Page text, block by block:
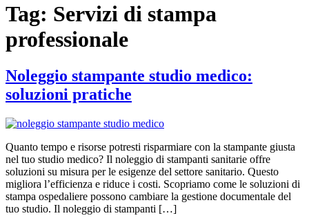
Tag: Servizi di stampa
professionale
Noleggio stampante studio medico:
soluzioni pratiche
Quanto tempo e risorse potresti risparmiare con la stampante giusta
nel tuo studio medico? Il noleggio di stampanti sanitarie offre
soluzioni su misura per le esigenze del settore sanitario. Questo
migliora l’efficienza e riduce i costi. Scopriamo come le soluzioni di
stampa ospedaliere possono cambiare la gestione documentale del
tuo studio. Il noleggio di stampanti […]